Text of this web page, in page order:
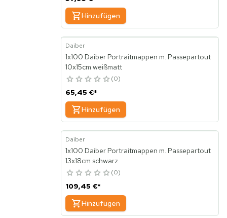
Hinzufügen
Daiber
1x100 Daiber Portraitmappen m. Passepartout
10x15cm weißmatt
0
65,45 €*
Hinzufügen
Daiber
1x100 Daiber Portraitmappen m. Passepartout
13x18cm schwarz
0
109,45 €*
Hinzufügen